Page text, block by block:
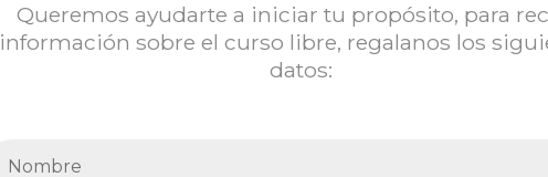
Queremos ayudarte a iniciar tu propósito, para
información sobre el curso libre, regalanos los
datos: